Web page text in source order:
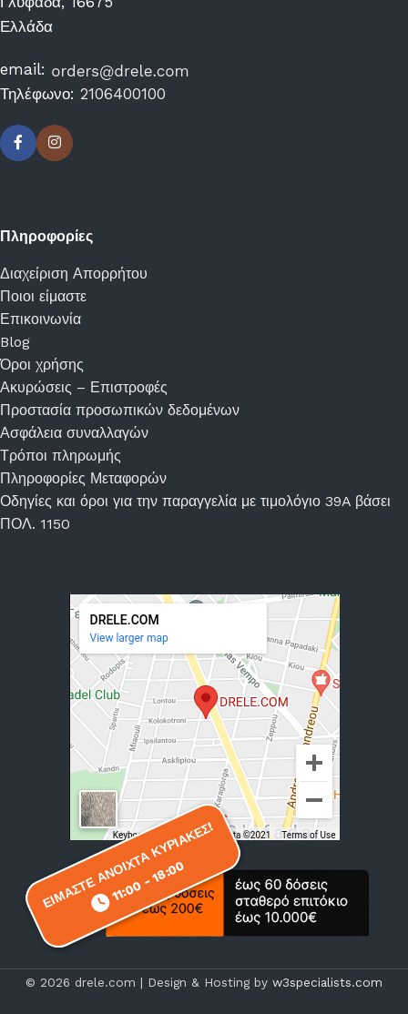
ΕΙΜΑΣΤΕ ΑΝΟΙΧΤΑ ΚΥΡΙΑΚΕΣ!
11:00 - 18:00
Ελλάδα
email:
Τηλέφωνο: 2106400100
ΕΙΜΑΣΤΕ ΑΝΟΙΧΤΑ ΚΥΡΙΑΚΕΣ!
11:00 - 18:00
Πληροφορίες
Διαχείριση Απορρήτου
Ποιοι είμαστε
Επικοινωνία
Blog
Όροι χρήσης
Ακυρώσεις – Επιστροφές
Προστασία προσωπικών δεδομένων
Ασφάλεια συναλλαγών
Τρόποι πληρωμής
Πληροφορίες Μεταφορών
Οδηγίες και όροι για την παραγγελία με τιμολόγιο 39A βάσει
ΠΟΛ. 1150
© 2026 drele.com | Design & Hosting by w3specialists.com